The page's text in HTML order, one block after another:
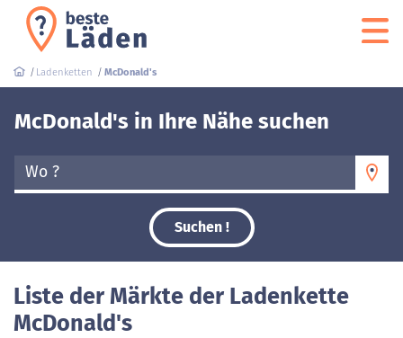
Ladenketten McDonald's
McDonald's in Ihre Nähe suchen
Wo ?
Suchen !
Liste der Märkte der Ladenkette
McDonald's